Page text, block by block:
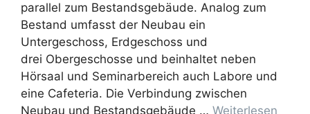
parallel zum Bestandsgebäude. Analog zum
Bestand umfasst der Neubau ein
Untergeschoss, Erdgeschoss und
drei Obergeschosse und beinhaltet neben
Hörsaal und Seminarbereich auch Labore und
eine Cafeteria. Die Verbindung zwischen
Neubau und Bestandsgebäude … Weiterlesen